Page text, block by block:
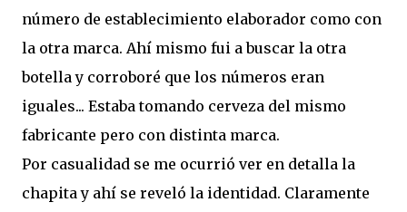
número de establecimiento elaborador como con
la otra marca. Ahí mismo fui a buscar la otra
botella y corroboré que los números eran
iguales... Estaba tomando cerveza del mismo
fabricante pero con distinta marca.
Por casualidad se me ocurrió ver en detalla la
chapita y ahí se reveló la identidad. Claramente